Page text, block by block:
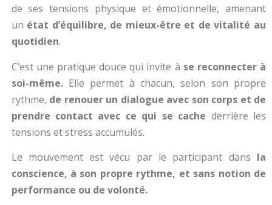
de ses tensions physique et émotionnelle, amenant
un état d’équilibre, de mieux-être et de vitalité au
quotidien.
C’est une pratique douce qui invite à se reconnecter à
soi-même.Elle permet à chacun, selon son propre
rythme, de renouer un dialogue avec son corps et de
prendre contact avec ce qui se cache derrière les
tensions et stress accumulés.
Le mouvement est vécu par le participant dans la
conscience, à son propre rythme, et sans notion de
performance ou de volonté.